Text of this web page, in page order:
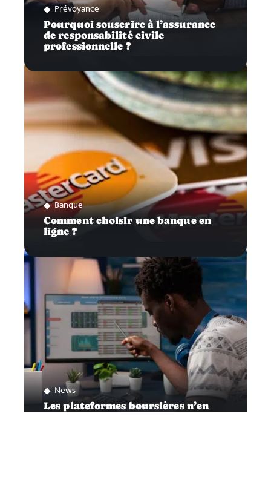
Prévoyance
Pourquoi souscrire à l’assurance
de responsabilité civile
professionnelle ?
Banque
Comment choisir une banque en
ligne ?
News
Les plateformes boursières n’en